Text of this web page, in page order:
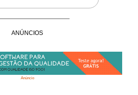
ANÚNCIOS
Anúncio